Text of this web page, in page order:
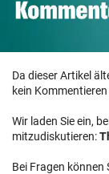
Da dieser Artikel
kein
Wir laden Sie ein,
mitzudiskutieren:
Bei Fragen können